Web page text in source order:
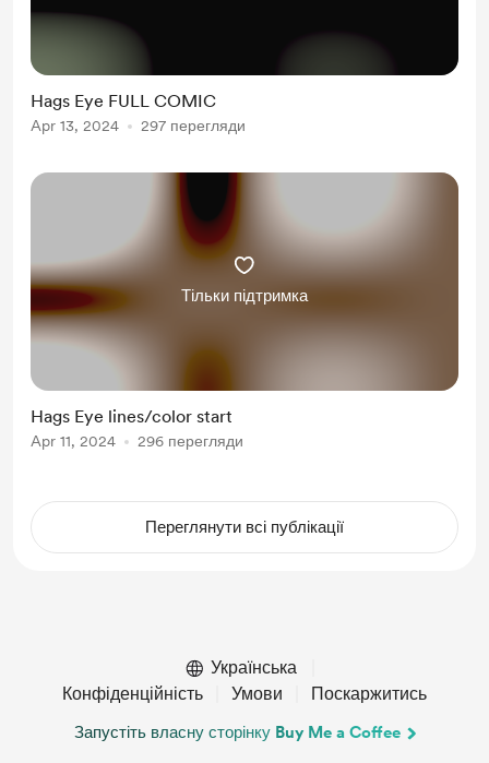
Hags Eye FULL COMIC
Apr 13, 2024 297 перегляди
Тільки підтримка
Hags Eye lines/color start
Apr 11, 2024 296 перегляди
Переглянути всі публікації
Українська
Конфіденційність
Умови Поскаржитись
Запустіть власну сторінку Buy Me a Coffee